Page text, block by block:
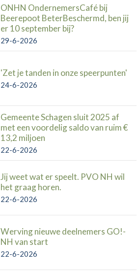
ONHN OndernemersCafé bij
Beerepoot BeterBeschermd, ben jij
er 10 september bij?
29-6-2026
'Zet je tanden in onze speerpunten'
24-6-2026
Gemeente Schagen sluit 2025 af
met een voordelig saldo van ruim €
13,2 miljoen
22-6-2026
Jij weet wat er speelt. PVO NH wil
het graag horen.
22-6-2026
Werving nieuwe deelnemers GO!-
NH van start
22-6-2026